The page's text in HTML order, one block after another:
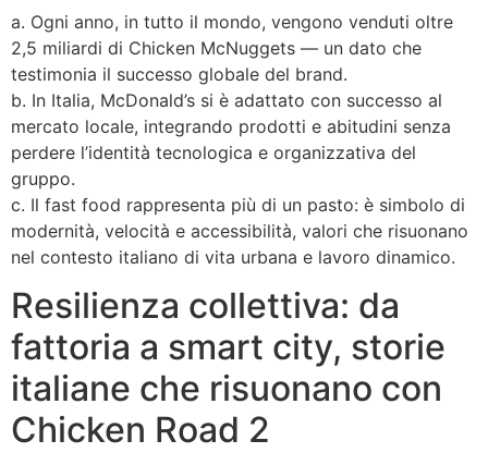
a. Ogni anno, in tutto il mondo, vengono venduti oltre
2,5 miliardi di Chicken McNuggets — un dato che
testimonia il successo globale del brand.
b. In Italia, McDonald’s si è adattato con successo al
mercato locale, integrando prodotti e abitudini senza
perdere l’identità tecnologica e organizzativa del
gruppo.
c. Il fast food rappresenta più di un pasto: è simbolo di
modernità, velocità e accessibilità, valori che risuonano
nel contesto italiano di vita urbana e lavoro dinamico.
Resilienza collettiva: da
fattoria a smart city, storie
italiane che risuonano con
Chicken Road 2